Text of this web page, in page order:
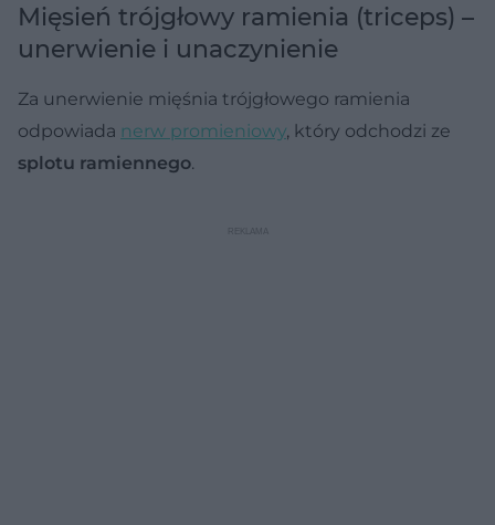
Mięsień trójgłowy ramienia (triceps) –
unerwienie i unaczynienie
Za unerwienie mięśnia trójgłowego ramienia
odpowiada nerw promieniowy, który odchodzi ze
splotu ramiennego.